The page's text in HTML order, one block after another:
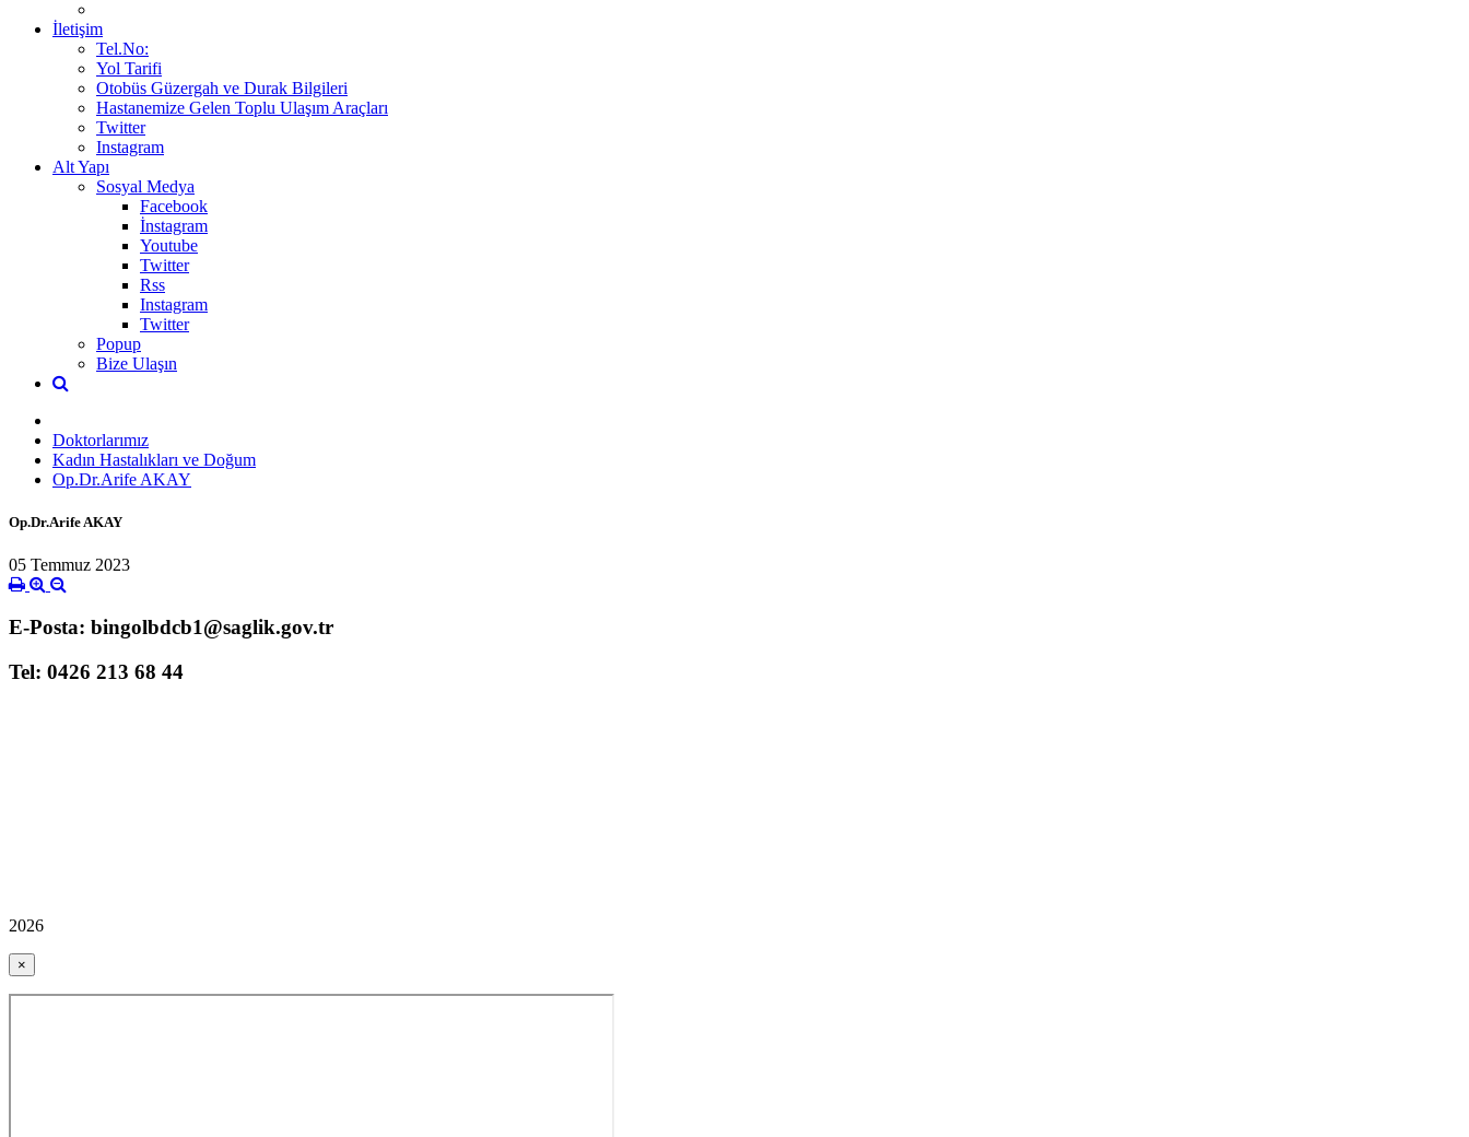
İletişim
Tel.No:
Yol Tarifi
Otobüs Güzergah ve Durak Bilgileri
Hastanemize Gelen Toplu Ulaşım Araçları
Twitter
Instagram
Alt Yapı
Sosyal Medya
Facebook
İnstagram
Youtube
Twitter
Rss
Instagram
Twitter
Popup
Bize Ulaşın
Doktorlarımız
Kadın Hastalıkları ve Doğum
Op.Dr.Arife AKAY
Op.Dr.Arife AKAY
05 Temmuz 2023
E-Posta: bingolbdcb1@saglik.gov.tr
Tel: 0426 213 68 44
2026
×